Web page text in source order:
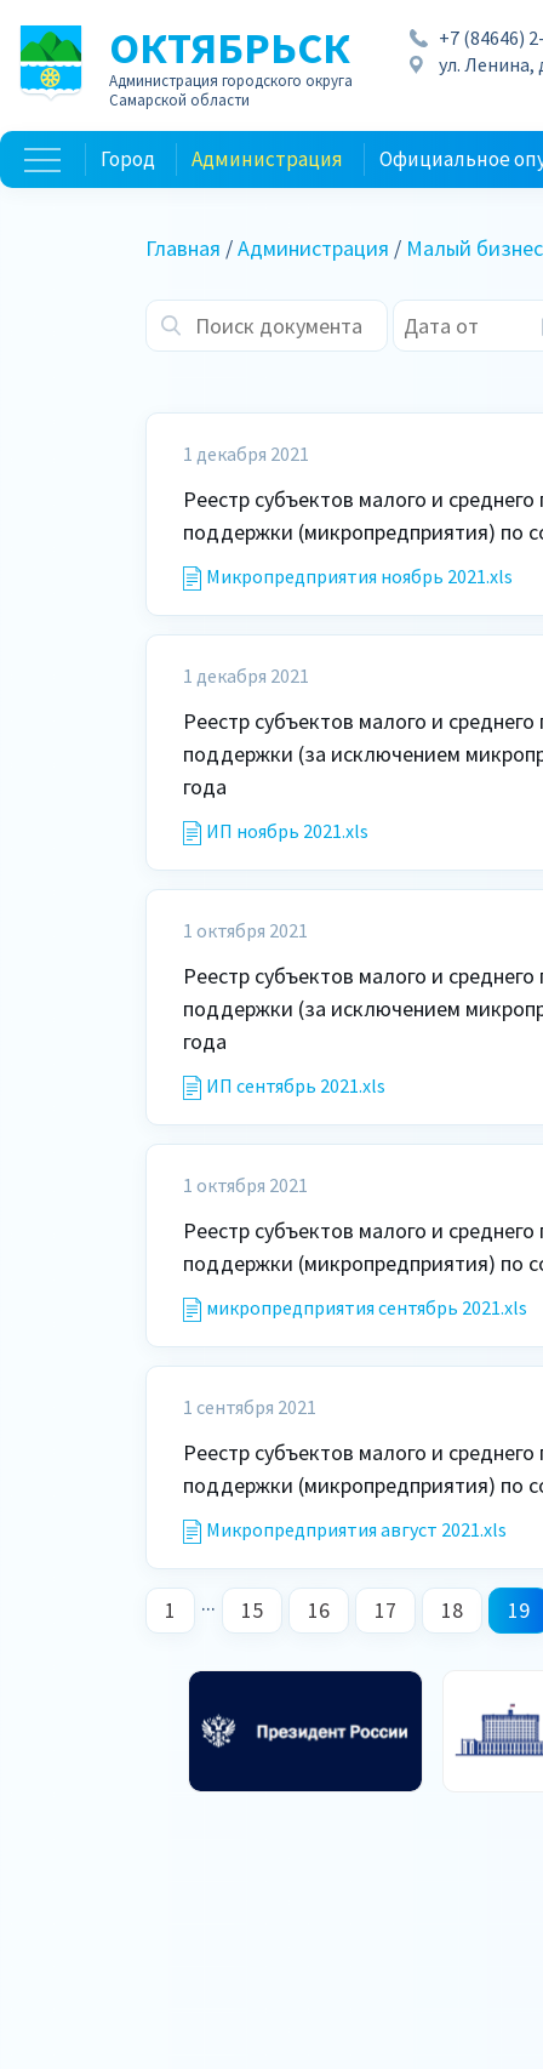
ОКТЯБРЬСК
Администрация городского округа
Самарской области
+7 (84646)
ул. Ленина,
Город Администрация Официальное
Главная /Администрация / Малый бизнес
1 декабря 2021
Реестр субъектов малого и
поддержки (микропредприятия) по
Микропредприятия ноябрь 2021.xls
1 декабря 2021
Реестр субъектов малого и
поддержки (за исключением
года
ИП ноябрь 2021.xls
1 октября 2021
Реестр субъектов малого и
поддержки (за исключением
года
ИП сентябрь 2021.xls
1 октября 2021
Реестр субъектов малого и
поддержки (микропредприятия) по
микропредприятия сентябрь 2021.xls
1 сентября 2021
Реестр субъектов малого и
поддержки (микропредприятия) по
Микропредприятия август 2021.xls
1 ... 15 16 17 18 19